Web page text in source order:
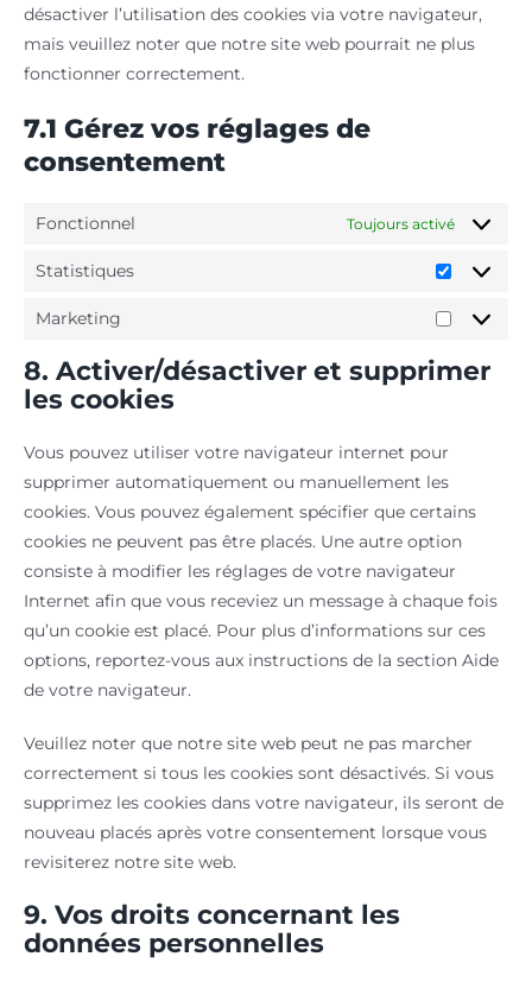
désactiver l’utilisation des cookies via votre navigateur,
mais veuillez noter que notre site web pourrait ne plus
fonctionner correctement.
7.1 Gérez vos réglages de
consentement
Fonctionnel Toujours activé
Statistiques
Marketing
8. Activer/désactiver et supprimer
les cookies
Vous pouvez utiliser votre navigateur internet pour
supprimer automatiquement ou manuellement les
cookies. Vous pouvez également spécifier que certains
cookies ne peuvent pas être placés. Une autre option
consiste à modifier les réglages de votre navigateur
Internet afin que vous receviez un message à chaque fois
qu’un cookie est placé. Pour plus d’informations sur ces
options, reportez-vous aux instructions de la section Aide
de votre navigateur.
Veuillez noter que notre site web peut ne pas marcher
correctement si tous les cookies sont désactivés. Si vous
supprimez les cookies dans votre navigateur, ils seront de
nouveau placés après votre consentement lorsque vous
revisiterez notre site web.
9. Vos droits concernant les
données personnelles